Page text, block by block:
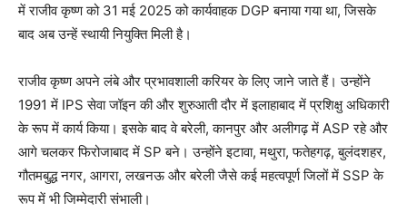
में राजीव कृष्ण को 31 मई 2025 को कार्यवाहक DGP बनाया गया था, जिसके
बाद अब उन्हें स्थायी नियुक्ति मिली है।
राजीव कृष्ण अपने लंबे और प्रभावशाली करियर के लिए जाने जाते हैं। उन्होंने
1991 में IPS सेवा जॉइन की और शुरुआती दौर में इलाहाबाद में प्रशिक्षु अधिकारी
के रूप में कार्य किया। इसके बाद वे बरेली, कानपुर और अलीगढ़ में ASP रहे और
आगे चलकर फिरोजाबाद में SP बने। उन्होंने इटावा, मथुरा, फतेहगढ़, बुलंदशहर,
गौतमबुद्ध नगर, आगरा, लखनऊ और बरेली जैसे कई महत्वपूर्ण जिलों में SSP के
रूप में भी जिम्मेदारी संभाली।